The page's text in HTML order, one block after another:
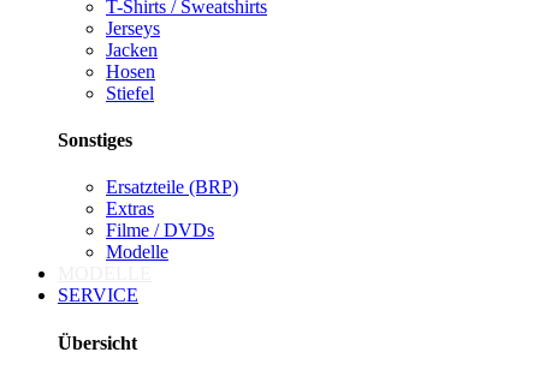
T-Shirts / Sweatshirts
Jerseys
Jacken
Hosen
Stiefel
Sonstiges
Ersatzteile (BRP)
Extras
Filme / DVDs
Modelle
SERVICE
Übersicht